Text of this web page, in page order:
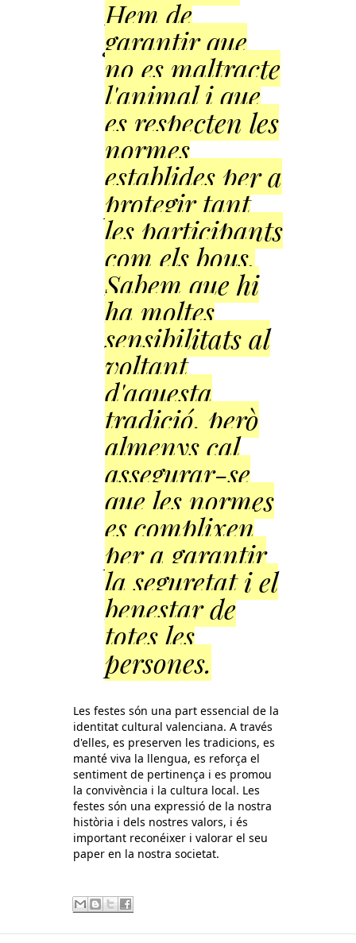
Hem de
garantir que
no es maltracte
l'animal i que
es respecten les
normes
establides per a
protegir tant
les participants
com els bous.
Sabem que hi
ha moltes
sensibilitats al
voltant
d'aquesta
tradició, però
almenys cal
assegurar-se
que les normes
es complixen
per a garantir
la seguretat i el
benestar de
totes les
persones.
Les festes són una part essencial de la
identitat cultural valenciana. A través
d'elles, es preserven les tradicions, es
manté viva la llengua, es reforça el
sentiment de pertinença i es promou
la convivència i la cultura local. Les
festes són una expressió de la nostra
història i dels nostres valors, i és
important reconéixer i valorar el seu
paper en la nostra societat.